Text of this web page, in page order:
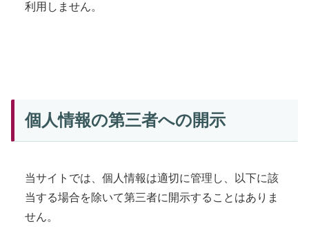
利用しません。
個人情報の第三者への開示
当サイトでは、個人情報は適切に管理し、以下に該
当する場合を除いて第三者に開示することはありま
せん。